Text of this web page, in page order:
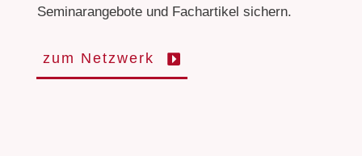
Seminarangebote und Fachartikel sichern.
zum Netzwerk